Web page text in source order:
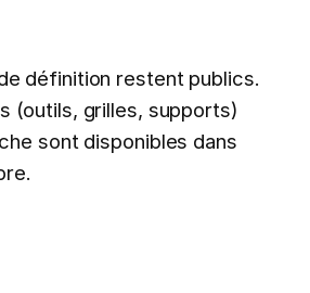
définition restent publics.
(outils, grilles, supports)
sont disponibles dans